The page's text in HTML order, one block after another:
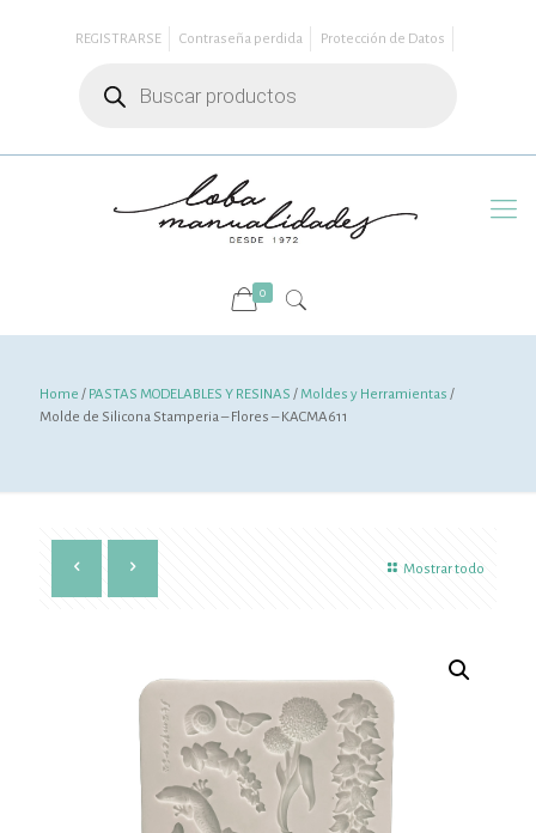
REGISTRARSE Contraseña perdida
Protección de Datos
productos
0
Home / PASTAS MODELABLES Y RESINAS /Moldes y Herramientas /
Molde de Silicona Stamperia – Flores – KACMA611
Mostrar todo